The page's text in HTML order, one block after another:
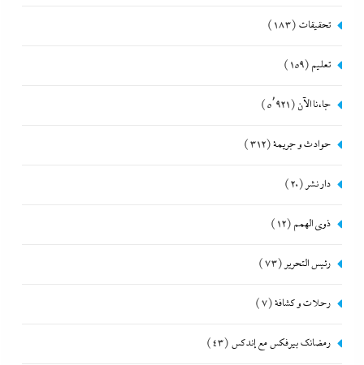
تحقيقات (183)
تعليم (159)
جاءنا الآن (5٬921)
حوادث و جريمة(312)
دار نشر(20)
ذوى الهمم (12)
رئيس التحرير(73)
رحلات و كشافة(7)
رمضانك بيرفكس مع إندكس (43)